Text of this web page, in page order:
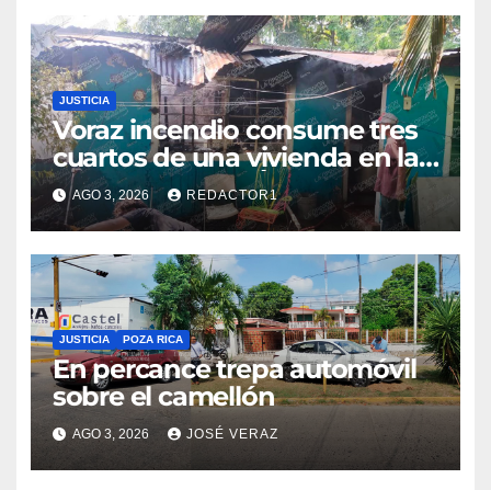
JUSTICIA
Voraz incendio consume tres
cuartos de una vivienda en la
colonia Manuel Ávila Camacho
AGO 3, 2026 REDACTOR1
JUSTICIA POZA RICA
En percance trepa automóvil
sobre el camellón
AGO 3, 2026 JOSÉ VERAZ